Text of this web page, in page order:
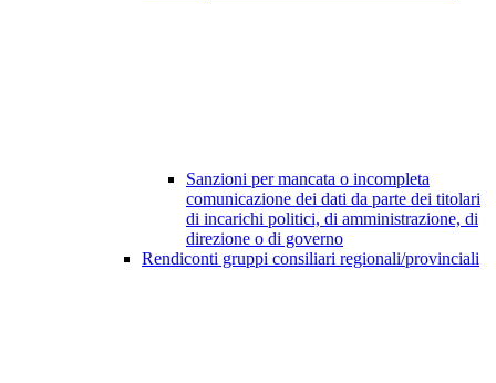
Sanzioni per mancata o incompleta
comunicazione dei dati da parte dei titolari
di incarichi politici, di amministrazione, di
direzione o di governo
Rendiconti gruppi consiliari regionali/provinciali